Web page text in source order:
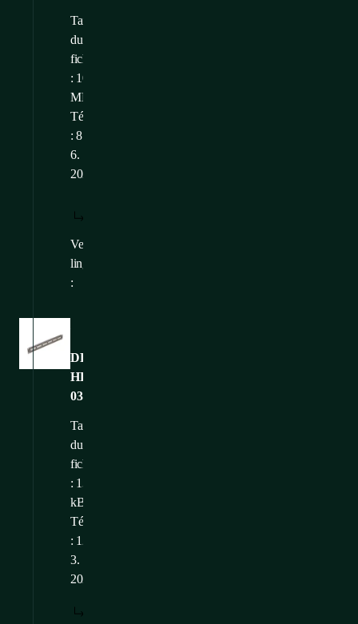
Taille
du
fichier
: 10,49
MB
Téléchargé
: 8.
6.
2025
Versions
linguistiques
:
DP-
HR-
03
Taille
du
fichier
: 134,25
kB
Téléchargé
: 12.
3.
2025